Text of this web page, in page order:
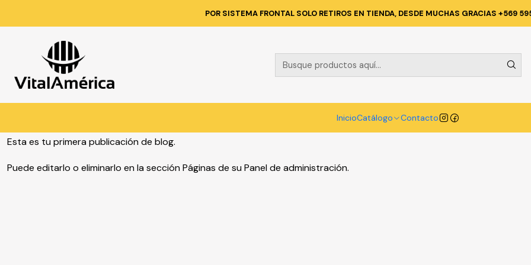
InicioCatálogo Contacto
POR SISTEMA FRONTAL SOLO RETIROS EN TIENDA, DESDE MUCHAS GRACIAS +569
Inicio Blog Entrada del Blog
Entrada del Blog
Esta es tu primera publicación de blog.
Puede editarlo o eliminarlo en la sección Páginas de su Panel de administración.